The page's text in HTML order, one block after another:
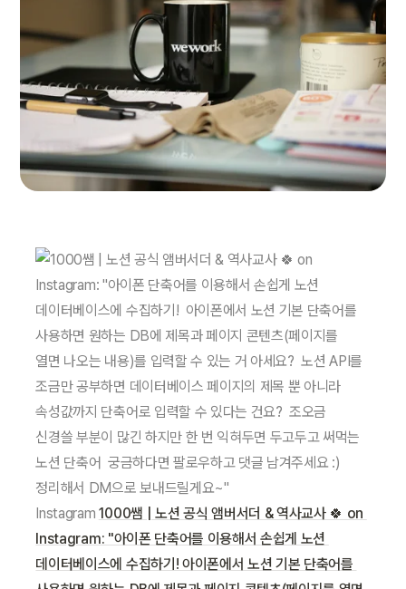
Instagram 1000쌤 | 노션 공식 앰버서더 & 역사교사 🍀 on
Instagram: "아이폰 단축어를 이용해서 손쉽게 노션
데이터베이스에 수집하기! 아이폰에서 노션 기본 단축어를